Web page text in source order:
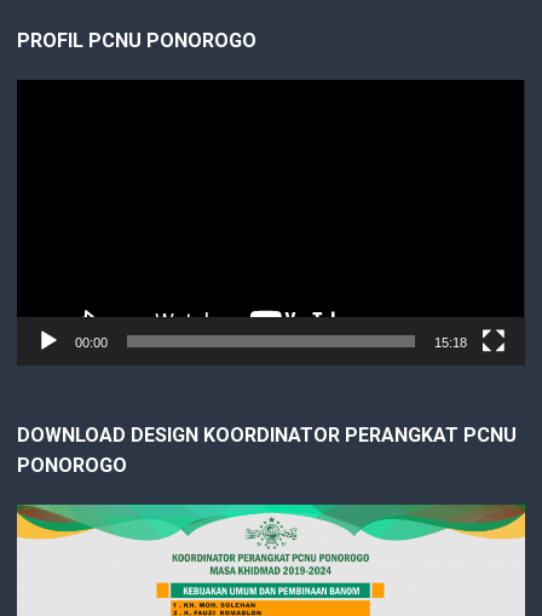
PROFIL PCNU PONOROGO
00:00 15:18
DOWNLOAD DESIGN KOORDINATOR PERANGKAT PCNU
PONOROGO